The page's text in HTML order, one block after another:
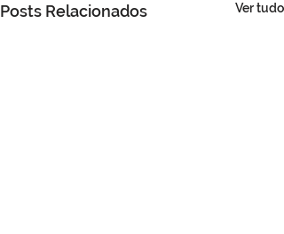
Posts Relacionados Ver tudo